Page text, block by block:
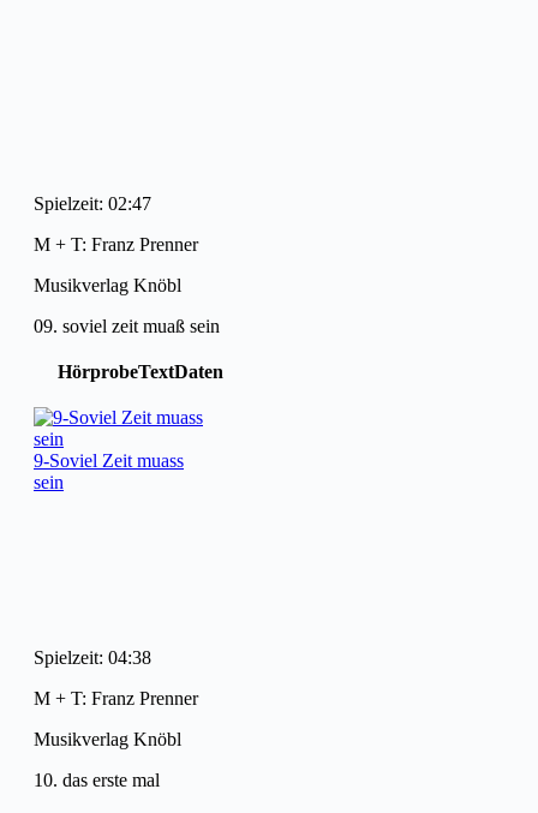
Spielzeit: 02:47
M + T: Franz Prenner
Musikverlag Knöbl
09. soviel zeit muaß sein
HörprobeTextDaten
9-Soviel Zeit muass
sein
Spielzeit: 04:38
M + T: Franz Prenner
Musikverlag Knöbl
10. das erste mal